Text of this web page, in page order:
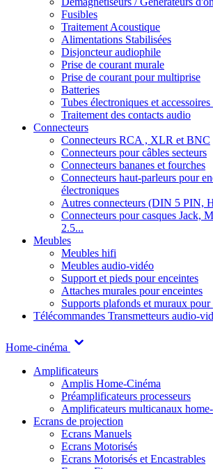
Fusibles
Traitement Acoustique
Alimentations Stabilisées
Disjoncteur audiophile
Prise de courant murale
Prise de courant pour multiprise
Batteries
Tubes électroniques et
Traitement des contacts audio
Connecteurs
Connecteurs RCA , XLR et BNC
Connecteurs pour câbles secteurs
Connecteurs bananes et fourches
Connecteurs haut-parleurs pour
électroniques
Autres connecteurs (DIN 5 PIN,
Connecteurs pour casques Jack,
2.5...
Meubles
Meubles hifi
Meubles audio-vidéo
Support et pieds pour enceintes
Attaches murales pour enceintes
Supports plafonds et muraux pour
Télécommandes Transmetteurs audio-
Home-cinéma
Amplificateurs
Amplis Home-Cinéma
Préamplificateurs processeurs
Amplificateurs multicanaux
Ecrans de projection
Ecrans Manuels
Ecrans Motorisés
Ecrans Motorisés et Encastrables